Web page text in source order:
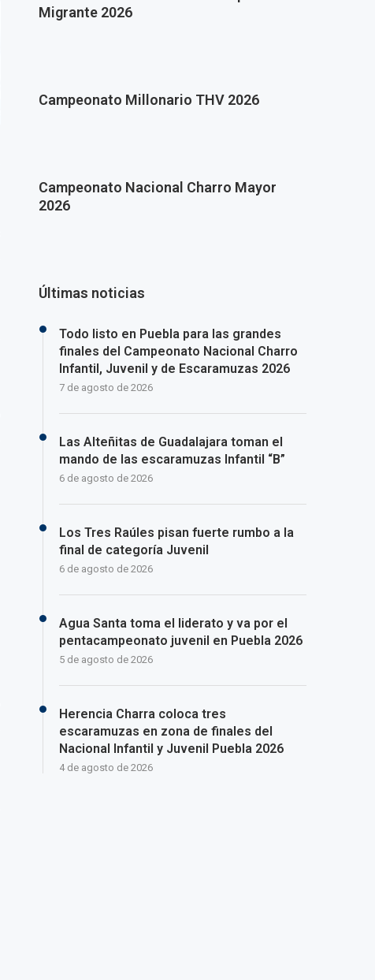
Migrante 2026
Campeonato Millonario THV 2026
Campeonato Nacional Charro Mayor
2026
Últimas noticias
Todo listo en Puebla para las grandes
finales del Campeonato Nacional Charro
Infantil, Juvenil y de Escaramuzas 2026
7 de agosto de 2026
Las Alteñitas de Guadalajara toman el
mando de las escaramuzas Infantil “B”
6 de agosto de 2026
Los Tres Raúles pisan fuerte rumbo a la
final de categoría Juvenil
6 de agosto de 2026
Agua Santa toma el liderato y va por el
pentacampeonato juvenil en Puebla 2026
5 de agosto de 2026
Herencia Charra coloca tres
escaramuzas en zona de finales del
Nacional Infantil y Juvenil Puebla 2026
4 de agosto de 2026